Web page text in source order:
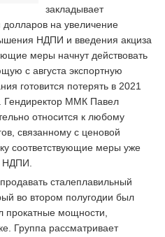
закладывает
на увеличение
НДПИ и введения акциза
меры начнут действовать
с августа экспортную
готовится потерять в 2021
Гендиректор ММК Павел
относится к любому
связанному с ценовой
соответствующие меры уже
НДПИ.
сталеплавильный
во втором полугодии был
прокатные мощности,
Группа рассматривает